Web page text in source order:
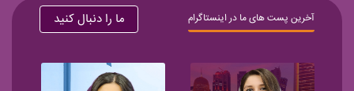
آخرین پست های ما در اینستاگرام ما را دنبال کنید